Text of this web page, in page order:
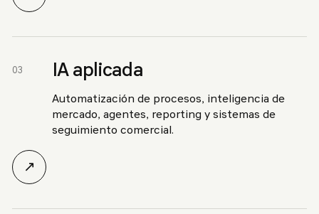
03 IA aplicada
Automatización de procesos, inteligencia de
mercado, agentes, reporting y sistemas de
seguimiento comercial.
↗